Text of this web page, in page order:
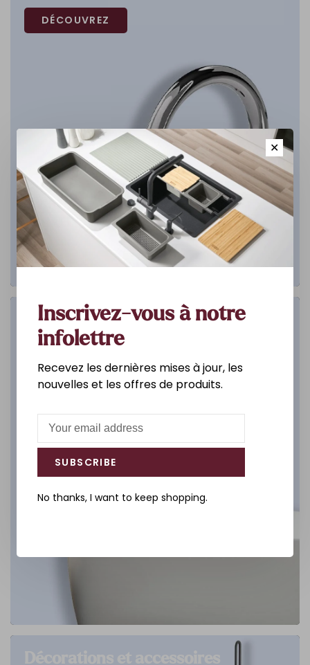
DÉCOUVREZ
Salle de bain
✕
Inscrivez-vous à notre
infolettre
Recevez les dernières mises à jour, les
nouvelles et les offres de produits.
SUBSCRIBE
No thanks, I want to keep shopping.